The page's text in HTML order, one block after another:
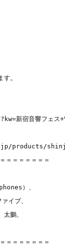
。
宿音響フェス
products/
＝＝＝＝＝＝＝
）、
ァイブ、
鵬、
＝＝＝＝＝＝＝